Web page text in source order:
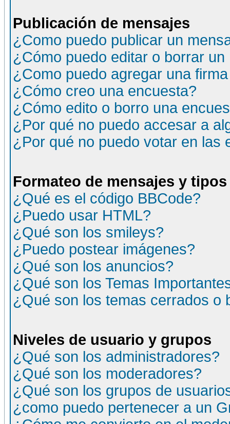
Publicación de mensajes
¿Como puedo publicar un
¿Cómo puedo editar o borrar un
¿Como puedo agregar una
¿Cómo creo una encuesta?
¿Cómo edito o borro una
¿Por qué no puedo accesar a
¿Por qué no puedo votar en las
Formateo de mensajes y
¿Qué es el código BBCode?
¿Puedo usar HTML?
¿Qué son los smileys?
¿Puedo postear imágenes?
¿Qué son los anuncios?
¿Qué son los Temas
¿Qué son los temas cerrados o
Niveles de usuario y grupos
¿Qué son los administradores?
¿Qué son los moderadores?
¿Qué son los grupos de
¿como puedo pertenecer a un